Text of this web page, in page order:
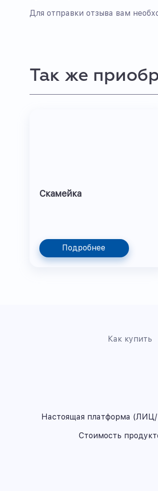
Для отправки отзыва вам
Так же
Скамейка
Подробнее
Как купить
Настоящая платформа (ЛИЦ/
Стоимость